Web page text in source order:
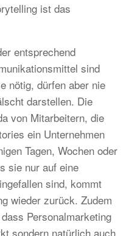
ist das
entsprechend
sind
nötig, dürfen aber nie
darstellen. Die
von Mitarbeitern, die
ein Unternehmen
Tagen, Wochen oder
sie nur auf eine
sind, kommt
wieder zurück. Zudem
Personalmarketing
sondern natürlich auch